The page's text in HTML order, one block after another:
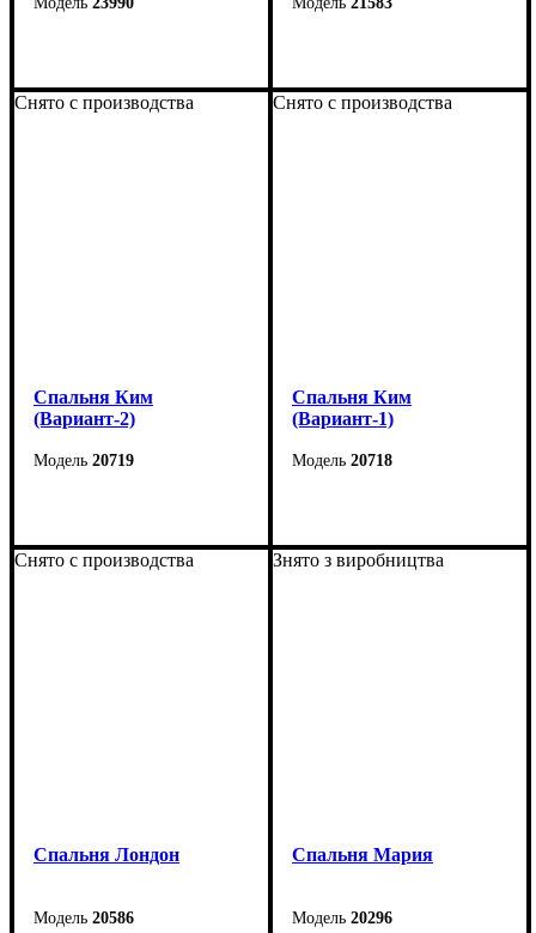
Снято с производства
Спальня Ким
(Вариант-2)
20719
Снято с производства
Спальня Ким
(Вариант-1)
20718
Снято с производства
Спальня Лондон
20586
Знято з виробництва
Cпальня Мария
20296